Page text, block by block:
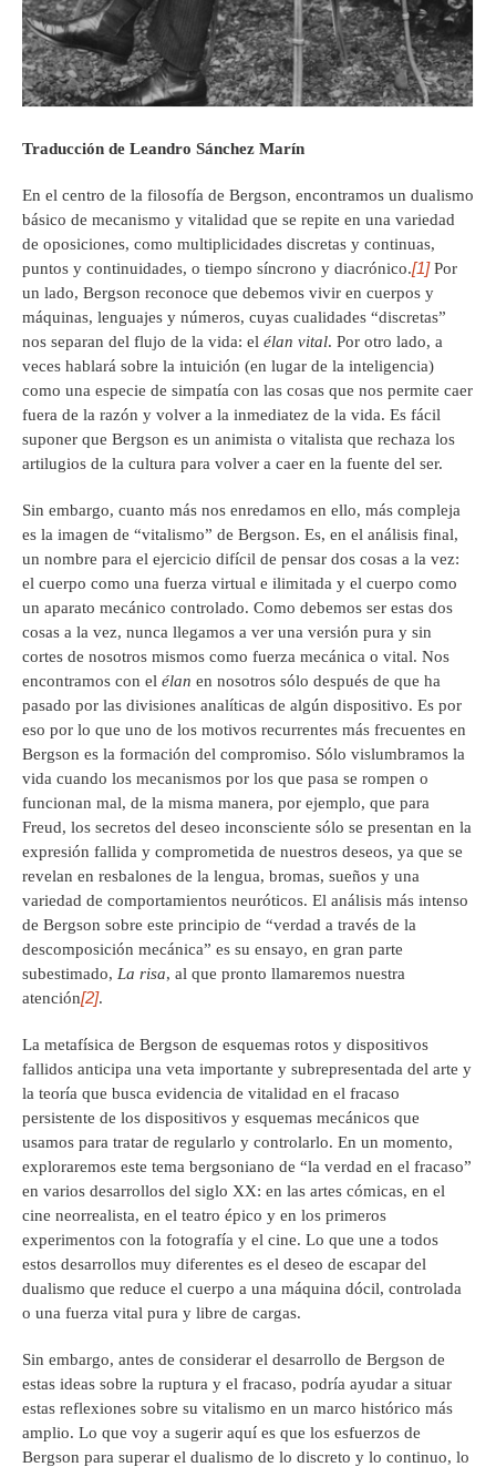
Traducción de Leandro Sánchez Marín
En el centro de la filosofía de Bergson, encontramos un dualismo
básico de mecanismo y vitalidad que se repite en una variedad
de oposiciones, como multiplicidades discretas y continuas,
puntos y continuidades, o tiempo síncrono y diacrónico.[1]Por
un lado, Bergson reconoce que debemos vivir en cuerpos y
máquinas, lenguajes y números, cuyas cualidades “discretas”
nos separan del flujo de la vida: el élan vital. Por otro lado, a
veces hablará sobre la intuición (en lugar de la inteligencia)
como una especie de simpatía con las cosas que nos permite caer
fuera de la razón y volver a la inmediatez de la vida. Es fácil
suponer que Bergson es un animista o vitalista que rechaza los
artilugios de la cultura para volver a caer en la fuente del ser.
Sin embargo, cuanto más nos enredamos en ello, más compleja
es la imagen de “vitalismo” de Bergson. Es, en el análisis final,
un nombre para el ejercicio difícil de pensar dos cosas a la vez:
el cuerpo como una fuerza virtual e ilimitada y el cuerpo como
un aparato mecánico controlado. Como debemos ser estas dos
cosas a la vez, nunca llegamos a ver una versión pura y sin
cortes de nosotros mismos como fuerza mecánica o vital. Nos
encontramos con el élan en nosotros sólo después de que ha
pasado por las divisiones analíticas de algún dispositivo. Es por
eso por lo que uno de los motivos recurrentes más frecuentes en
Bergson es la formación del compromiso. Sólo vislumbramos la
vida cuando los mecanismos por los que pasa se rompen o
funcionan mal, de la misma manera, por ejemplo, que para
Freud, los secretos del deseo inconsciente sólo se presentan en la
expresión fallida y comprometida de nuestros deseos, ya que se
revelan en resbalones de la lengua, bromas, sueños y una
variedad de comportamientos neuróticos. El análisis más intenso
de Bergson sobre este principio de “verdad a través de la
descomposición mecánica” es su ensayo, en gran parte
subestimado, La risa, al que pronto llamaremos nuestra
atención[2].
La metafísica de Bergson de esquemas rotos y dispositivos
fallidos anticipa una veta importante y subrepresentada del arte y
la teoría que busca evidencia de vitalidad en el fracaso
persistente de los dispositivos y esquemas mecánicos que
usamos para tratar de regularlo y controlarlo. En un momento,
exploraremos este tema bergsoniano de “la verdad en el fracaso”
en varios desarrollos del siglo XX: en las artes cómicas, en el
cine neorrealista, en el teatro épico y en los primeros
experimentos con la fotografía y el cine. Lo que une a todos
estos desarrollos muy diferentes es el deseo de escapar del
dualismo que reduce el cuerpo a una máquina dócil, controlada
o una fuerza vital pura y libre de cargas.
Sin embargo, antes de considerar el desarrollo de Bergson de
estas ideas sobre la ruptura y el fracaso, podría ayudar a situar
estas reflexiones sobre su vitalismo en un marco histórico más
amplio. Lo que voy a sugerir aquí es que los esfuerzos de
Bergson para superar el dualismo de lo discreto y lo continuo, lo